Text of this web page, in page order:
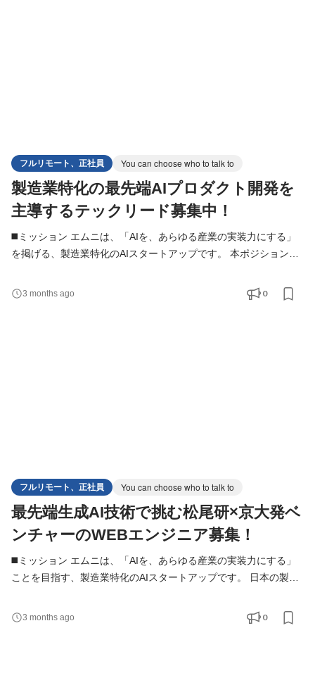
フルリモート、正社員 You can choose who to talk to
製造業特化の最先端AIプロダクト開発を
主導するテックリード募集中！
◼️ミッション エムニは、「AIを、あらゆる産業の実装力にする」
を掲げる、製造業特化のAIスタートアップです。 本ポジションで
メンバーと連携しながら、AI機能を搭載したWebアプリケーショ
ンの設計・開発をリードしていただきます。 実装だけでなく、技
3 months ago 0
フルリモート、正社員 You can choose who to talk to
最先端生成AI技術で挑む松尾研×京大発ベ
ンチャーのWEBエンジニア募集！
◼️ミッション エムニは、「AIを、あらゆる産業の実装力にする」
ことを目指す、製造業特化のAIスタートアップです。 日本の製造
報、属人的な判断プロセスなど、AIによって解決できる課題が数
多く存在します。 本ポジションでは、AIエンジニアやPM、ビジネ
3 months ago 0